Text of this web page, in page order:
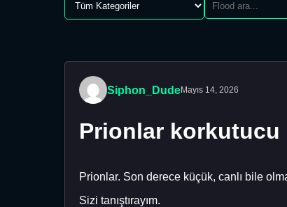
Siphon_DudeMayıs 14, 2026
Prionlar korkutucu
Prionlar. Son derece küçük, canlı bile
Sizi tanıştırayım.